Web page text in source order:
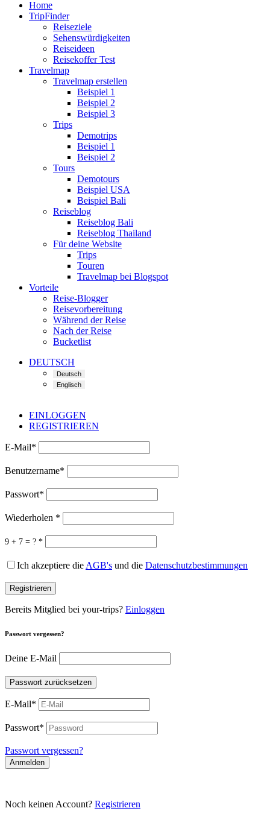
Home
TripFinder
Reiseziele
Sehenswürdigkeiten
Reiseideen
Reisekoffer Test
Travelmap
Travelmap erstellen
Beispiel 1
Beispiel 2
Beispiel 3
Trips
Demotrips
Beispiel 1
Beispiel 2
Tours
Demotours
Beispiel USA
Beispiel Bali
Reiseblog
Reiseblog Bali
Reiseblog Thailand
Für deine Website
Trips
Touren
Travelmap bei Blogspot
Vorteile
Reise-Blogger
Reisevorbereitung
Während der Reise
Nach der Reise
Bucketlist
DEUTSCH
EINLOGGEN
REGISTRIEREN
E-Mail*
Benutzername*
Passwort*
Wiederholen *
9 + 7 = ? *
Ich akzeptiere die AGB's und die Datenschutzbestimmungen
Registrieren
Bereits Mitglied bei your-trips? Einloggen
Passwort vergessen?
Deine E-Mail
Passwort zurücksetzen
E-Mail*
Passwort*
Passwort vergessen?
Anmelden
Noch keinen Account? Registrieren